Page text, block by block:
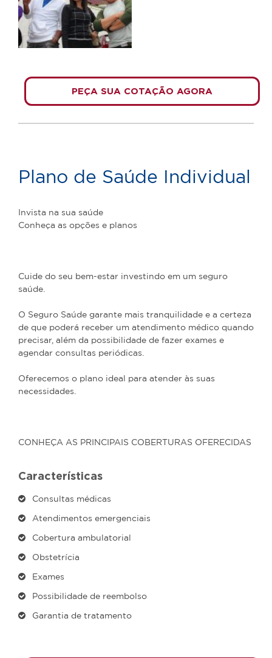
PEÇA SUA COTAÇÃO AGORA
Plano de Saúde Individual
Invista na sua saúde
Conheça as opções e planos
Cuide do seu bem-estar investindo em um seguro
saúde.
O Seguro Saúde garante mais tranquilidade e a certeza
de que poderá receber um atendimento médico quando
precisar, além da possibilidade de fazer exames e
agendar consultas periódicas.
Oferecemos o plano ideal para atender às suas
necessidades.
CONHEÇA AS PRINCIPAIS COBERTURAS OFERECIDAS
Características
Consultas médicas
Atendimentos emergenciais
Cobertura ambulatorial
Obstetrícia
Exames
Possibilidade de reembolso
Garantia de tratamento